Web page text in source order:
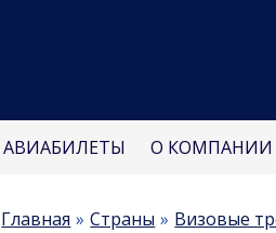
АВИАБИЛЕТЫ О КОМПАНИИ
Главная Страны Визовые